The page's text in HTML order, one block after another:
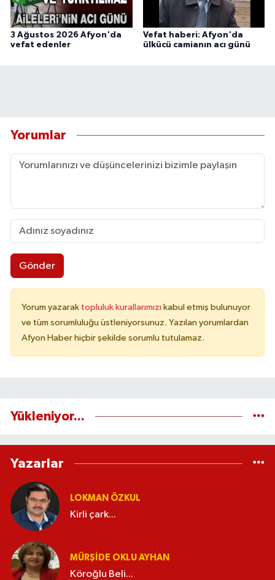
3 Ağustos 2026 Afyon'da
vefat edenler
Vefat haberi: Afyon'da
ülkücü camianın acı günü
Yorumlar
Gönder
Yorum yazarak topluluk kurallarımızı kabul etmiş bulunuyor
ve tüm sorumluluğu üstleniyorsunuz. Yazılan yorumlardan
Afyon Haber hiçbir şekilde sorumlu tutulamaz.
Yükleniyor...
Yazarlar
LOKMAN ÖZKUL
Kirli çark...
MÜRŞIDE OKLU AYHAN
Köroğlu Beli...